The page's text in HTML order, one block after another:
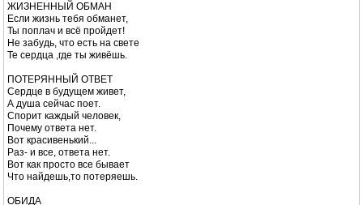
ЖИЗНЕННЫЙ ОБМАН
Если жизнь тебя обманет,
Ты поплач и всё пройдет!
Не забудь, что есть на свете
Те сердца ,где ты живёшь.
ПОТЕРЯННЫЙ ОТВЕТ
Сердце в будущем живет,
А душа сейчас поет.
Спорит каждый человек,
Почему ответа нет.
Вот красивенький...
Раз- и все, ответа нет.
Вот как просто все бывает
Что найдешь,то потеряешь.
ОБИДА